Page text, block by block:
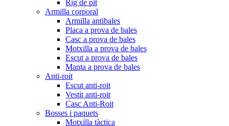
Rig de pit
Armilla corporal
Armilla antibales
Placa a prova de bales
Casc a prova de bales
Motxilla a prova de bales
Escut a prova de bales
Manta a prova de bales
Anti-roit
Escut anti-roit
Vestit anti-roit
Casc Anti-Roit
Bosses i paquets
Motxilla tàctica